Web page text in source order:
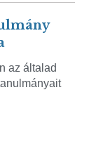
az általad